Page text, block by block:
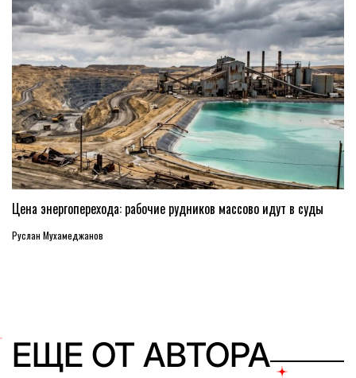
Цена энергоперехода: рабочие рудников массово идут в суды
Руслан Мухамеджанов
ЕЩЕ ОТ АВТОРА